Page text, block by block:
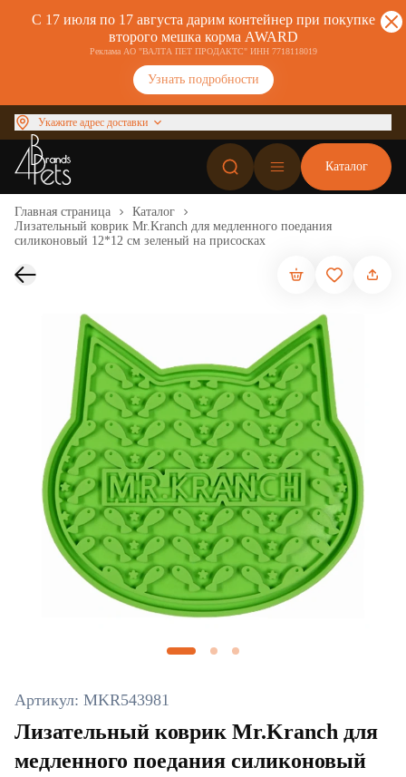
С 17 июля по 17 августа дарим контейнер при покупке
второго мешка корма AWARD
Реклама АО "ВАЛТА ПЕТ ПРОДАКТС" ИНН 7718118019
Узнать подробности
Укажите адрес доставки
Каталог
Главная страница
Каталог
Лизательный коврик Mr.Kranch для медленного поедания
силиконовый 12*12 см зеленый на присосках
Артикул: MKR543981
Лизательный коврик Mr.Kranch для
медленного поедания силиконовый